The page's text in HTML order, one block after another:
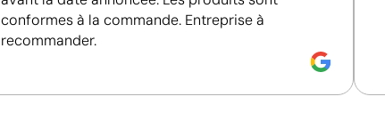
conformes à la commande. Entreprise à
recommander.